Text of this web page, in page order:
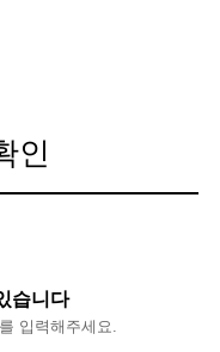
인
습니다
입력해주세요.